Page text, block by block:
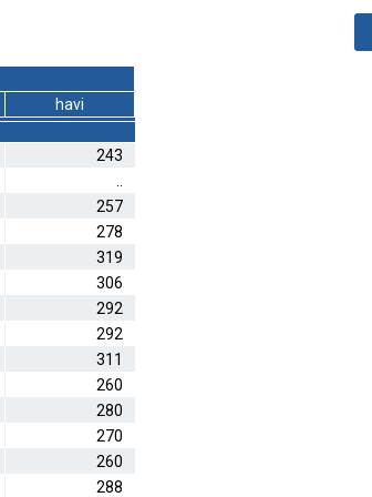
havi
243
257
278
319
306
292
292
311
260
280
270
260
288